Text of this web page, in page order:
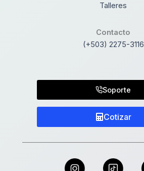
Talleres
Contacto
(+503) 2275-3116
Soporte
Cotizar